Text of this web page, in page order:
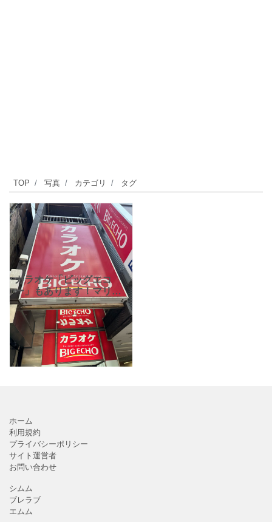
TOP 写真 カテゴリ タグ
カラオケ「ビッグエコ
ー」もあります！マリー
クレール通りBOOK OFF
の地下１階。早朝まで営
業しているので終電を逃
してしまった時にもおす
すめです。
ホーム
利用規約
プライバシーポリシー
サイト運営者
お問い合わせ
シムム
ブレラブ
エムム